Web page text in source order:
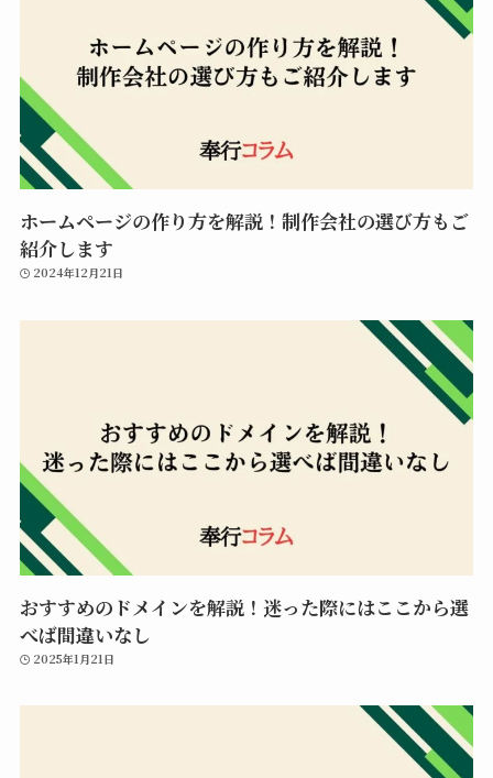
ホームページの作り方を解説！制作会社の選び方もご
紹介します
2024年12月21日
おすすめのドメインを解説！迷った際にはここから選
べば間違いなし
2025年1月21日